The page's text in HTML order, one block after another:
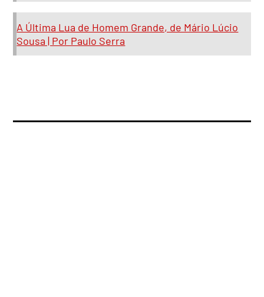
A Última Lua de Homem Grande, de Mário Lúcio
Sousa | Por Paulo Serra